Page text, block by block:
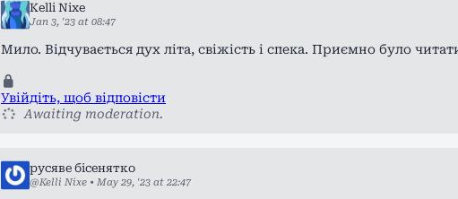
Kelli Nixe
Jan 3, '23 at 08:47
Мило. Відчувається дух літа, свіжість і спека. Приємно було
Увійдіть, щоб відповісти
Awaiting moderation.
русяве бісенятко
@Kelli Nixe • May 29, '23 at 22:47